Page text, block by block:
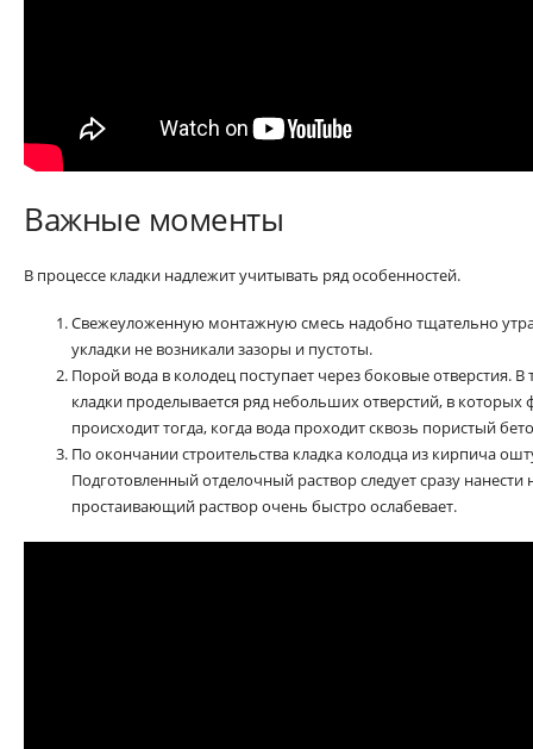
Важные моменты
В процессе кладки надлежит учитывать ряд особенностей.
Свежеуложенную монтажную смесь надобно тщательно
укладки не возникали зазоры и пустоты.
Порой вода в колодец поступает через боковые отверстия.
кладки проделывается ряд небольших отверстий, в
происходит тогда, когда вода проходит сквозь пористый
По окончании строительства кладка колодца из кирпича
Подготовленный отделочный раствор следует сразу нанести
простаивающий раствор очень быстро ослабевает.